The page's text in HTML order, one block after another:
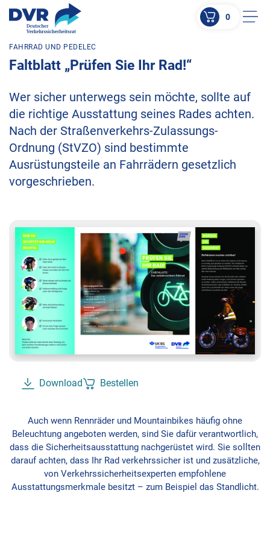
ZUM HAUPTINHALT SPRINGEN
ZUR SUCHE SPRINGEN
0
FAHRRAD UND PEDELEC
Faltblatt „Prüfen Sie Ihr Rad!“
Wer sicher unterwegs sein möchte, sollte auf
die richtige Ausstattung seines Rades achten.
Nach der Straßenverkehrs-Zulassungs-
Ordnung (StVZO) sind bestimmte
Ausrüstungsteile an Fahrrädern gesetzlich
vorgeschrieben.
Download Bestellen
Auch wenn Rennräder und Mountainbikes häufig ohne
Beleuchtung angeboten werden, sind Sie dafür verantwortlich,
dass die Sicherheitsausstattung nachgerüstet wird. Sie sollten
darauf achten, dass Ihr Rad verkehrssicher ist und zusätzliche,
von Verkehrssicherheitsexperten empfohlene
Ausstattungsmerkmale besitzt – zum Beispiel das Standlicht.